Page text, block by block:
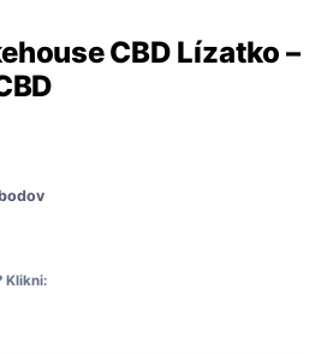
CBD Lízatko –
Klikni: